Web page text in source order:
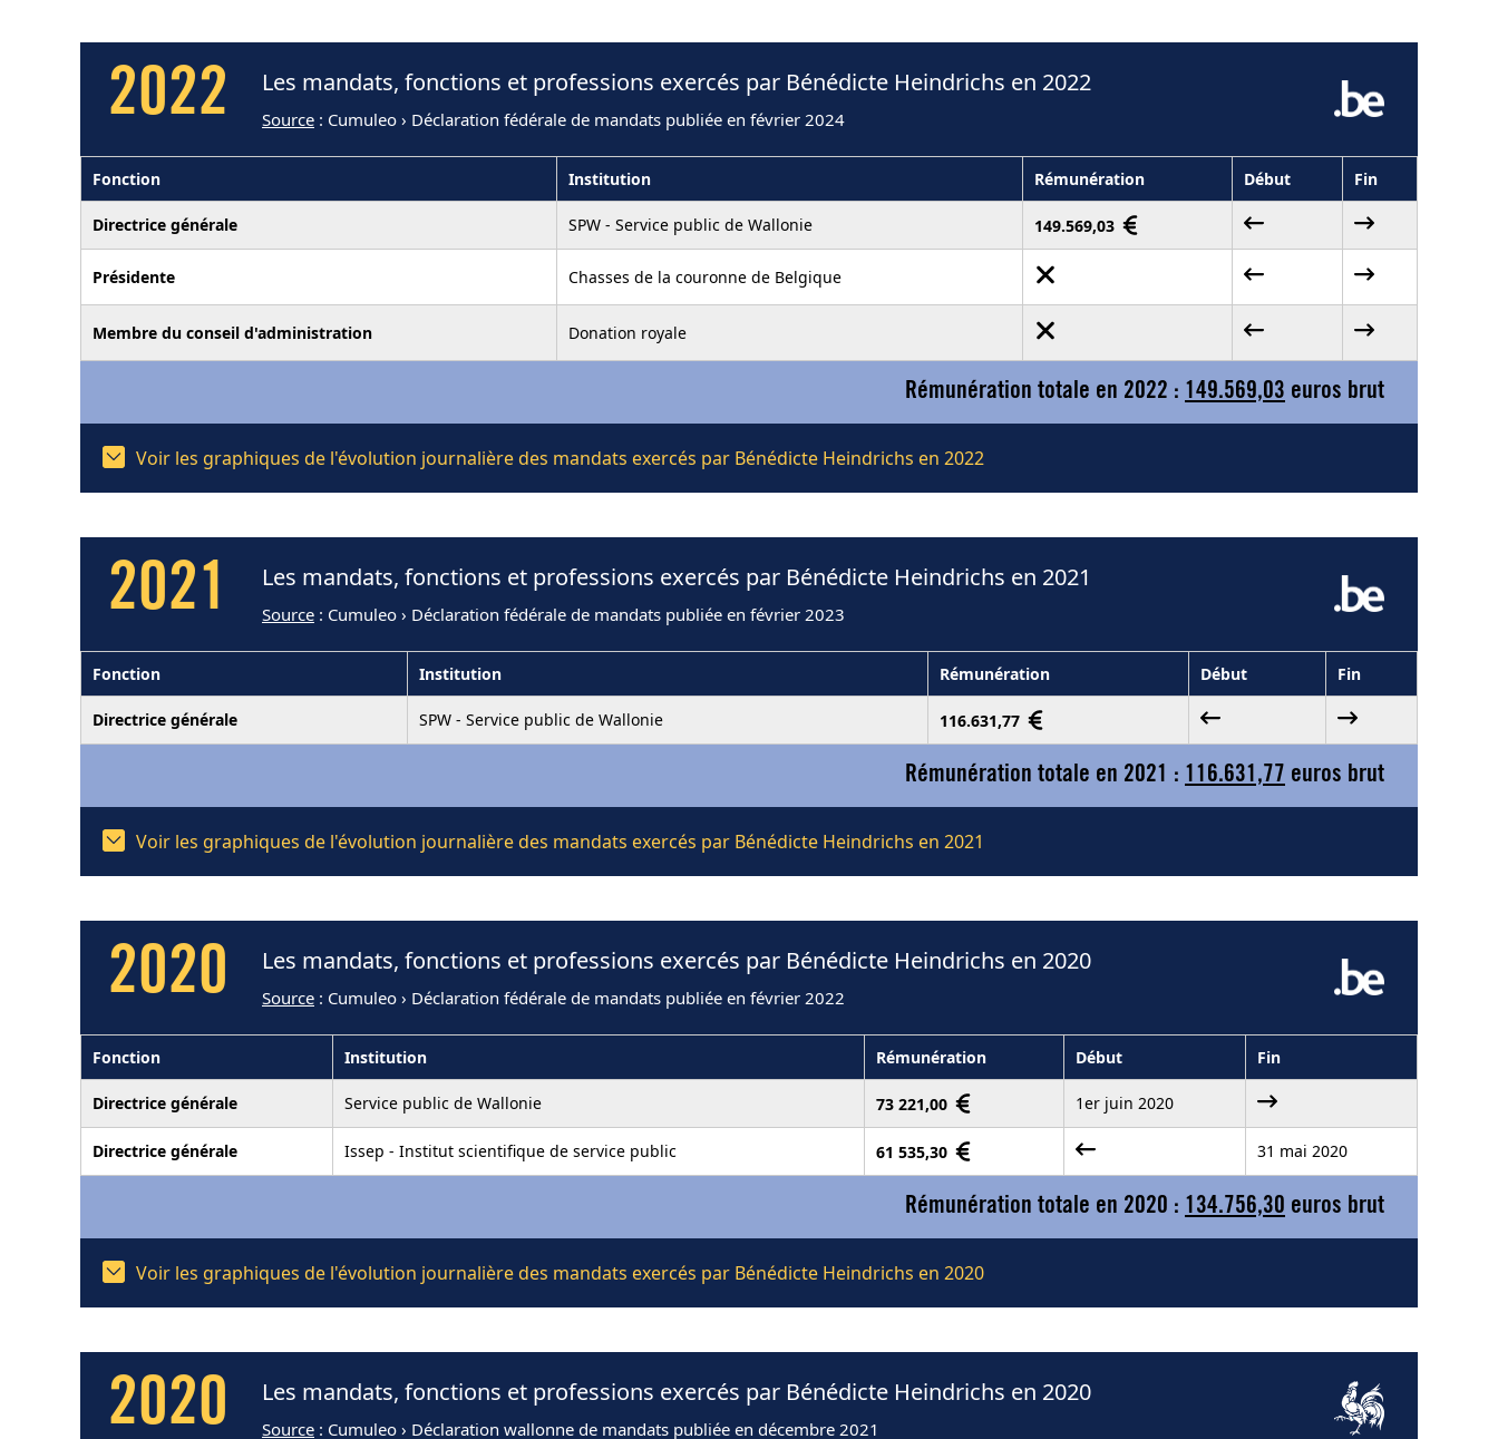
2022 Les mandats, fonctions et professions exercés par Bénédicte Heindrichs en 2022
Source : Cumuleo › Déclaration fédérale de mandats publiée en février 2024
Fonction Institution Rémunération Début Fin
Directrice générale SPW - Service public de Wallonie 149.569,03
Présidente Chasses de la couronne de Belgique
Membre du conseil d'administration Donation royale
Rémunération totale en 2022 : 149.569,03 euros brut
Voir les graphiques de l'évolution journalière des mandats exercés par Bénédicte Heindrichs en 2022
2021 Les mandats, fonctions et professions exercés par Bénédicte Heindrichs en 2021
Source : Cumuleo › Déclaration fédérale de mandats publiée en février 2023
Fonction Institution Rémunération Début Fin
Directrice générale SPW - Service public de Wallonie 116.631,77
Rémunération totale en 2021 : 116.631,77 euros brut
Voir les graphiques de l'évolution journalière des mandats exercés par Bénédicte Heindrichs en 2021
2020 Les mandats, fonctions et professions exercés par Bénédicte Heindrichs en 2020
Source : Cumuleo › Déclaration fédérale de mandats publiée en février 2022
Fonction Institution Rémunération Début Fin
Directrice générale Service public de Wallonie 73 221,00 1er juin 2020
Directrice générale Issep - Institut scientifique de service public 61 535,30 31 mai 2020
Rémunération totale en 2020 : 134.756,30 euros brut
Voir les graphiques de l'évolution journalière des mandats exercés par Bénédicte Heindrichs en 2020
2020 Les mandats, fonctions et professions exercés par Bénédicte Heindrichs en 2020
Source : Cumuleo › Déclaration wallonne de mandats publiée en décembre 2021